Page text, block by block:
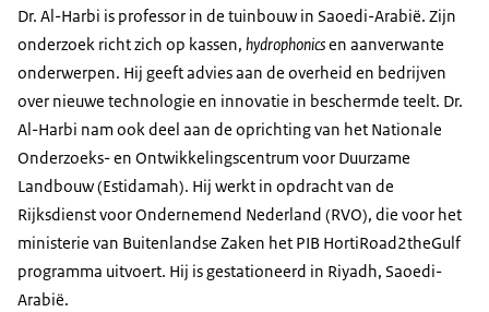
Dr. Al-Harbi is professor in de tuinbouw in Saoedi-Arabië. Zijn
onderzoek richt zich op kassen, hydrophonicsen aanverwante
onderwerpen. Hij geeft advies aan de overheid en bedrijven
over nieuwe technologie en innovatie in beschermde teelt. Dr.
Al-Harbi nam ook deel aan de oprichting van het Nationale
Onderzoeks- en Ontwikkelingscentrum voor Duurzame
Landbouw (Estidamah). Hij werkt in opdracht van de
Rijksdienst voor Ondernemend Nederland (RVO), die voor het
ministerie van Buitenlandse Zaken het PIB HortiRoad2theGulf
programma uitvoert. Hij is gestationeerd in Riyadh, Saoedi-
Arabië.